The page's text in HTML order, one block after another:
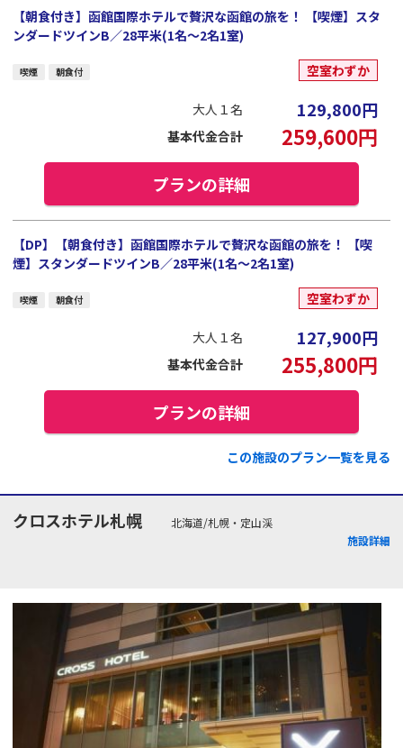
【朝食付き】函館国際ホテルで贅沢な函館の旅を！ 【喫煙】スタ
ンダードツインB／28平米(1名～2名1室)
喫煙 朝食付 空室わずか
大人１名 129,800円
基本代金合計 259,600円
プランの詳細
【DP】【朝食付き】函館国際ホテルで贅沢な函館の旅を！ 【喫
煙】スタンダードツインB／28平米(1名～2名1室)
喫煙 朝食付 空室わずか
大人１名 127,900円
基本代金合計 255,800円
プランの詳細
この施設のプラン一覧を見る
クロスホテル札幌
北海道/札幌・定山渓
施設詳細